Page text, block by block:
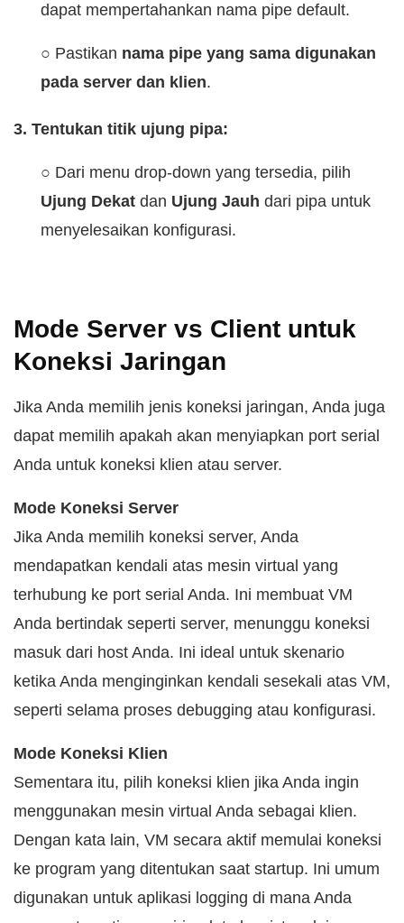
dapat mempertahankan nama pipe default.
○ Pastikan nama pipe yang sama digunakan
pada server dan klien.
3. Tentukan titik ujung pipa:
○ Dari menu drop-down yang tersedia, pilih
Ujung Dekat dan Ujung Jauh dari pipa untuk
menyelesaikan konfigurasi.
Mode Server vs Client untuk
Koneksi Jaringan
Jika Anda memilih jenis koneksi jaringan, Anda juga
dapat memilih apakah akan menyiapkan port serial
Anda untuk koneksi klien atau server.
Mode Koneksi Server
Jika Anda memilih koneksi server, Anda
mendapatkan kendali atas mesin virtual yang
terhubung ke port serial Anda. Ini membuat VM
Anda bertindak seperti server, menunggu koneksi
masuk dari host Anda. Ini ideal untuk skenario
ketika Anda menginginkan kendali sesekali atas VM,
seperti selama proses debugging atau konfigurasi.
Mode Koneksi Klien
Sementara itu, pilih koneksi klien jika Anda ingin
menggunakan mesin virtual Anda sebagai klien.
Dengan kata lain, VM secara aktif memulai koneksi
ke program yang ditentukan saat startup. Ini umum
digunakan untuk aplikasi logging di mana Anda